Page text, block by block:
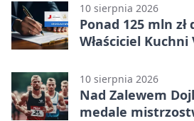
10 sierpnia 2026
Ponad 125 mln zł
Właściciel
10 sierpnia 2026
Nad Zalewem
medale